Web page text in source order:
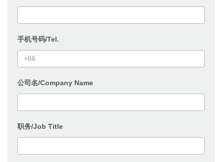
手机号码/Tel.
公司名/Company Name
职务/Job Title